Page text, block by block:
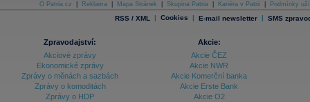
O Patria.cz Reklama Mapa Stránek Skupina Patria Kariéra v Patrii Podmínky
RSS / XML | Cookies | E-mail newsletter | SMS
Zpravodajství:
Akciové zprávy
Ekonomické zprávy
Zprávy o měnách a sazbách
Zprávy o komoditách
Zprávy o HDP
Akcie:
Akcie ČEZ
Akcie NWR
Akcie Komerční banka
Akcie Erste Bank
Akcie O2